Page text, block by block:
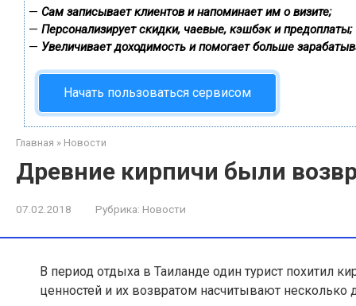
— Сам записывает клиентов и напоминает им о визите;
— Персонализирует скидки, чаевые, кэшбэк и предоплаты;
— Увеличивает доходимость и помогает больше
Начать пользоваться сервисом
Главная » Новости
Древние кирпичи были
07.02.2018 Рубрика: Новости
В период отдыха в Таиланде один турист похитил
ценностей и их возвратом насчитывают несколько